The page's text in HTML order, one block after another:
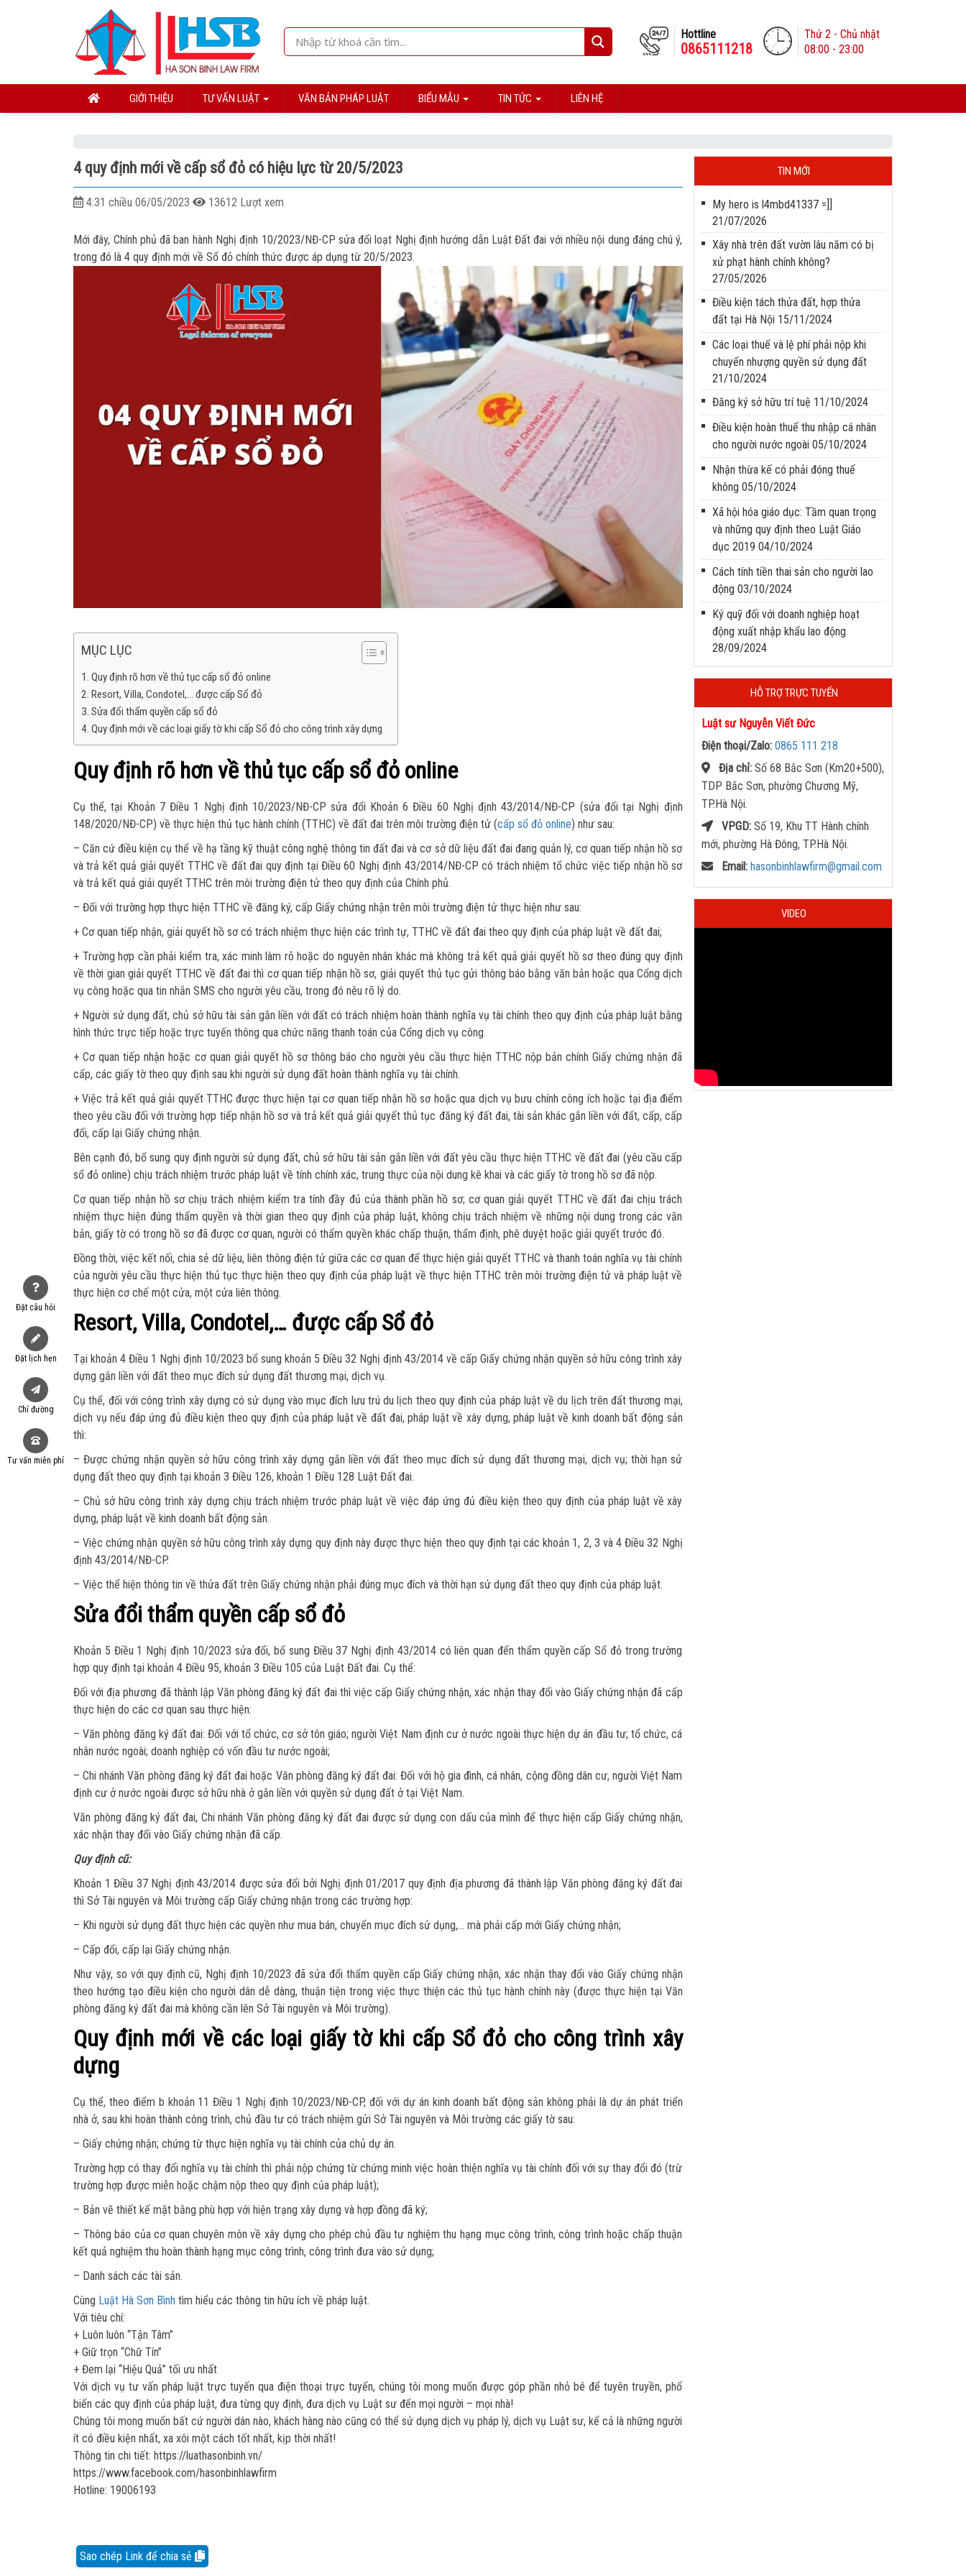
Hottline
0865111218
Thứ 2 - Chủ nhật
08:00 - 23:00
GIỚI THIỆU TƯ VẤN LUẬT VĂN BẢN PHÁP LUẬT BIỂU MẪU TIN TỨC LIÊN HỆ
4 quy định mới về cấp sổ đỏ có hiệu lực từ 20/5/2023
4:31 chiều 06/05/2023 13612 Lượt xem
Mới đây, Chính phủ đã ban hành Nghị định 10/2023/NĐ-CP sửa đổi loạt Nghị định hướng dẫn Luật Đất đai với nhiều nội dung đáng chú ý,
trong đó là 4 quy định mới về Sổ đỏ chính thức được áp dụng từ 20/5/2023.
MỤC LỤC
Quy định rõ hơn về thủ tục cấp sổ đỏ online
Resort, Villa, Condotel,… được cấp Sổ đỏ
Sửa đổi thẩm quyền cấp sổ đỏ
Quy định mới về các loại giấy tờ khi cấp Sổ đỏ cho công trình xây dựng
Quy định rõ hơn về thủ tục cấp sổ đỏ online
Cụ thể, tại Khoản 7 Điều 1 Nghị định 10/2023/NĐ-CP sửa đổi Khoản 6 Điều 60 Nghị định 43/2014/NĐ-CP (sửa đổi tại Nghị định
148/2020/NĐ-CP) về thực hiện thủ tục hành chính (TTHC) về đất đai trên môi trường điện tử (cấp sổ đỏ online) như sau:
– Căn cứ điều kiện cụ thể về hạ tầng kỹ thuật công nghệ thông tin đất đai và cơ sở dữ liệu đất đai đang quản lý, cơ quan tiếp nhận hồ sơ
và trả kết quả giải quyết TTHC về đất đai quy định tại Điều 60 Nghị định 43/2014/NĐ-CP có trách nhiệm tổ chức việc tiếp nhận hồ sơ
và trả kết quả giải quyết TTHC trên môi trường điện tử theo quy định của Chính phủ.
– Đối với trường hợp thực hiện TTHC về đăng ký, cấp Giấy chứng nhận trên môi trường điện tử thực hiện như sau:
+ Cơ quan tiếp nhận, giải quyết hồ sơ có trách nhiệm thực hiện các trình tự, TTHC về đất đai theo quy định của pháp luật về đất đai;
+ Trường hợp cần phải kiểm tra, xác minh làm rõ hoặc do nguyên nhân khác mà không trả kết quả giải quyết hồ sơ theo đúng quy định
về thời gian giải quyết TTHC về đất đai thì cơ quan tiếp nhận hồ sơ, giải quyết thủ tục gửi thông báo bằng văn bản hoặc qua Cổng dịch
vụ công hoặc qua tin nhắn SMS cho người yêu cầu, trong đó nêu rõ lý do.
+ Người sử dụng đất, chủ sở hữu tài sản gắn liền với đất có trách nhiệm hoàn thành nghĩa vụ tài chính theo quy định của pháp luật bằng
hình thức trực tiếp hoặc trực tuyến thông qua chức năng thanh toán của Cổng dịch vụ công.
+ Cơ quan tiếp nhận hoặc cơ quan giải quyết hồ sơ thông báo cho người yêu cầu thực hiện TTHC nộp bản chính Giấy chứng nhận đã
cấp, các giấy tờ theo quy định sau khi người sử dụng đất hoàn thành nghĩa vụ tài chính.
+ Việc trả kết quả giải quyết TTHC được thực hiện tại cơ quan tiếp nhận hồ sơ hoặc qua dịch vụ bưu chính công ích hoặc tại địa điểm
theo yêu cầu đối với trường hợp tiếp nhận hồ sơ và trả kết quả giải quyết thủ tục đăng ký đất đai, tài sản khác gắn liền với đất, cấp, cấp
đổi, cấp lại Giấy chứng nhận.
Bên cạnh đó, bổ sung quy định người sử dụng đất, chủ sở hữu tài sản gắn liền với đất yêu cầu thực hiện TTHC về đất đai (yêu cầu cấp
sổ đỏ online) chịu trách nhiệm trước pháp luật về tính chính xác, trung thực của nội dung kê khai và các giấy tờ trong hồ sơ đã nộp.
Cơ quan tiếp nhận hồ sơ chịu trách nhiệm kiểm tra tính đầy đủ của thành phần hồ sơ; cơ quan giải quyết TTHC về đất đai chịu trách
nhiệm thực hiện đúng thẩm quyền và thời gian theo quy định của pháp luật, không chịu trách nhiệm về những nội dung trong các văn
bản, giấy tờ có trong hồ sơ đã được cơ quan, người có thẩm quyền khác chấp thuận, thẩm định, phê duyệt hoặc giải quyết trước đó.
Đồng thời, việc kết nối, chia sẻ dữ liệu, liên thông điện tử giữa các cơ quan để thực hiện giải quyết TTHC và thanh toán nghĩa vụ tài chính
của người yêu cầu thực hiện thủ tục thực hiện theo quy định của pháp luật về thực hiện TTHC trên môi trường điện tử và pháp luật về
thực hiện cơ chế một cửa, một cửa liên thông.
Resort, Villa, Condotel,… được cấp Sổ đỏ
Tại khoản 4 Điều 1 Nghị định 10/2023 bổ sung khoản 5 Điều 32 Nghị định 43/2014 về cấp Giấy chứng nhận quyền sở hữu công trình xây
dựng gắn liền với đất theo mục đích sử dụng đất thương mại, dịch vụ.
Cụ thể, đối với công trình xây dựng có sử dụng vào mục đích lưu trú du lịch theo quy định của pháp luật về du lịch trên đất thương mại,
dịch vụ nếu đáp ứng đủ điều kiện theo quy định của pháp luật về đất đai, pháp luật về xây dựng, pháp luật về kinh doanh bất động sản
thì:
– Được chứng nhận quyền sở hữu công trình xây dựng gắn liền với đất theo mục đích sử dụng đất thương mại, dịch vụ; thời hạn sử
dụng đất theo quy định tại khoản 3 Điều 126, khoản 1 Điều 128 Luật Đất đai.
– Chủ sở hữu công trình xây dựng chịu trách nhiệm trước pháp luật về việc đáp ứng đủ điều kiện theo quy định của pháp luật về xây
dựng, pháp luật về kinh doanh bất động sản.
– Việc chứng nhận quyền sở hữu công trình xây dựng quy định này được thực hiện theo quy định tại các khoản 1, 2, 3 và 4 Điều 32 Nghị
định 43/2014/NĐ-CP.
– Việc thể hiện thông tin về thửa đất trên Giấy chứng nhận phải đúng mục đích và thời hạn sử dụng đất theo quy định của pháp luật.
Sửa đổi thẩm quyền cấp sổ đỏ
Khoản 5 Điều 1 Nghị định 10/2023 sửa đổi, bổ sung Điều 37 Nghị định 43/2014 có liên quan đến thẩm quyền cấp Sổ đỏ trong trường
hợp quy định tại khoản 4 Điều 95, khoản 3 Điều 105 của Luật Đất đai. Cụ thể:
Đối với địa phương đã thành lập Văn phòng đăng ký đất đai thì việc cấp Giấy chứng nhận, xác nhận thay đổi vào Giấy chứng nhận đã cấp
thực hiện do các cơ quan sau thực hiện:
– Văn phòng đăng ký đất đai: Đối với tổ chức, cơ sở tôn giáo; người Việt Nam định cư ở nước ngoài thực hiện dự án đầu tư; tổ chức, cá
nhân nước ngoài; doanh nghiệp có vốn đầu tư nước ngoài;
– Chi nhánh Văn phòng đăng ký đất đai hoặc Văn phòng đăng ký đất đai: Đối với hộ gia đình, cá nhân, cộng đồng dân cư, người Việt Nam
định cư ở nước ngoài được sở hữu nhà ở gắn liền với quyền sử dụng đất ở tại Việt Nam.
Văn phòng đăng ký đất đai, Chi nhánh Văn phòng đăng ký đất đai được sử dụng con dấu của mình để thực hiện cấp Giấy chứng nhận,
xác nhận thay đổi vào Giấy chứng nhận đã cấp.
Quy định cũ:
Khoản 1 Điều 37 Nghị định 43/2014 được sửa đổi bởi Nghị định 01/2017 quy định địa phương đã thành lập Văn phòng đăng ký đất đai
thì Sở Tài nguyên và Môi trường cấp Giấy chứng nhận trong các trường hợp:
– Khi người sử dụng đất thực hiện các quyền như mua bán, chuyển mục đích sử dụng,… mà phải cấp mới Giấy chứng nhận;
– Cấp đổi, cấp lại Giấy chứng nhận.
Như vậy, so với quy định cũ, Nghị định 10/2023 đã sửa đổi thẩm quyền cấp Giấy chứng nhận, xác nhận thay đổi vào Giấy chứng nhận
theo hướng tạo điều kiện cho người dân dễ dàng, thuận tiện trong việc thực thiện các thủ tục hành chính này (được thực hiện tại Văn
phòng đăng ký đất đai mà không cần lên Sở Tài nguyên và Môi trường).
Quy định mới về các loại giấy tờ khi cấp Sổ đỏ cho công trình xây
dựng
Cụ thể, theo điểm b khoản 11 Điều 1 Nghị định 10/2023/NĐ-CP, đối với dự án kinh doanh bất động sản không phải là dự án phát triển
nhà ở, sau khi hoàn thành công trình, chủ đầu tư có trách nhiệm gửi Sở Tài nguyên và Môi trường các giấy tờ sau:
– Giấy chứng nhận; chứng từ thực hiện nghĩa vụ tài chính của chủ dự án.
Trường hợp có thay đổi nghĩa vụ tài chính thì phải nộp chứng từ chứng minh việc hoàn thiện nghĩa vụ tài chính đối với sự thay đổi đó (trừ
trường hợp được miễn hoặc chậm nộp theo quy định của pháp luật);
– Bản vẽ thiết kế mặt bằng phù hợp với hiện trạng xây dựng và hợp đồng đã ký;
– Thông báo của cơ quan chuyên môn về xây dựng cho phép chủ đầu tư nghiệm thu hạng mục công trình, công trình hoặc chấp thuận
kết quả nghiệm thu hoàn thành hạng mục công trình, công trình đưa vào sử dụng;
– Danh sách các tài sản.
Cùng Luật Hà Sơn Bình tìm hiểu các thông tin hữu ích về pháp luật.
Với tiêu chí:
+ Luôn luôn “Tận Tâm”
+ Giữ trọn “Chữ Tín”
+ Đem lại “Hiệu Quả” tối ưu nhất
Với dịch vụ tư vấn pháp luật trực tuyến qua điện thoại trực tuyến, chúng tôi mong muốn được góp phần nhỏ bé để tuyên truyền, phổ
biến các quy định của pháp luật, đưa từng quy định, đưa dịch vụ Luật sư đến mọi người – mọi nhà!
Chúng tôi mong muốn bất cứ người dân nào, khách hàng nào cũng có thể sử dụng dịch vụ pháp lý, dịch vụ Luật sư, kể cả là những người
ít có điều kiện nhất, xa xôi một cách tốt nhất, kịp thời nhất!
Thông tin chi tiết: https://luathasonbinh.vn/
https://www.facebook.com/hasonbinhlawfirm
Hotline: 19006193
Sao chép Link để chia sẻ
TIN MỚI
My hero is l4mbd41337 =]]
21/07/2026
Xây nhà trên đất vườn lâu năm có bị
xử phạt hành chính không?
27/05/2026
Điều kiện tách thửa đất, hợp thửa
đất tại Hà Nội 15/11/2024
Các loại thuế và lệ phí phải nộp khi
chuyển nhượng quyền sử dụng đất
21/10/2024
Đăng ký sở hữu trí tuệ 11/10/2024
Điều kiện hoàn thuế thu nhập cá nhân
cho người nước ngoài 05/10/2024
Nhận thừa kế có phải đóng thuế
không 05/10/2024
Xã hội hóa giáo dục: Tầm quan trọng
và những quy định theo Luật Giáo
dục 2019 04/10/2024
Cách tính tiền thai sản cho người lao
động 03/10/2024
Ký quỹ đối với doanh nghiệp hoạt
động xuất nhập khẩu lao động
28/09/2024
HỖ TRỢ TRỰC TUYẾN
Luật sư Nguyễn Viết Đức
Điện thoại/Zalo: 0865 111 218
Địa chỉ:Số 68 Bắc Sơn (Km20+500),
TDP Bắc Sơn, phường Chương Mỹ,
TP.Hà Nội.
VPGD:Số 19, Khu TT Hành chính
mới, phường Hà Đông, TP.Hà Nội.
Email: hasonbinhlawfirm@gmail.com
VIDEO
Đặt câu hỏi
Đặt lịch hẹn
Chỉ đường
Tư vấn miễn phí